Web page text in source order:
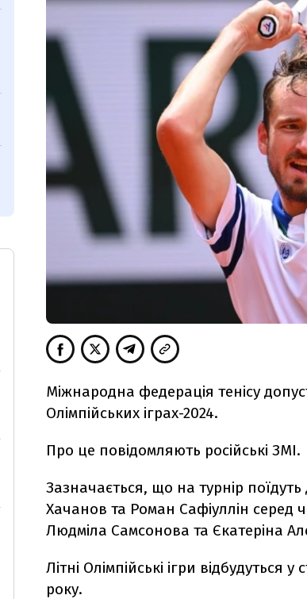
Міжнародна федерація тенісу
Олімпійських іграх-2024.
Про це повідомляють російські ЗМІ.
Зазначається, що на турнір поїдуть
Хачанов та Роман Сафіуллін серед
Людміла Самсонова та Єкатеріна
Літні Олімпійські ігри відбудуться
року.